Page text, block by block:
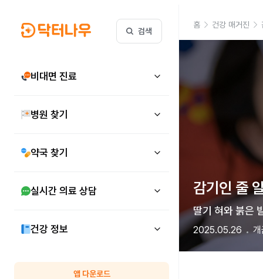
검색
비대면 진료
병원 찾기
약국 찾기
실시간 의료 상담
건강 정보
앱 다운로드
홈 건강 매거진
감기인 줄
딸기 혀와 붉은
2025.05.26